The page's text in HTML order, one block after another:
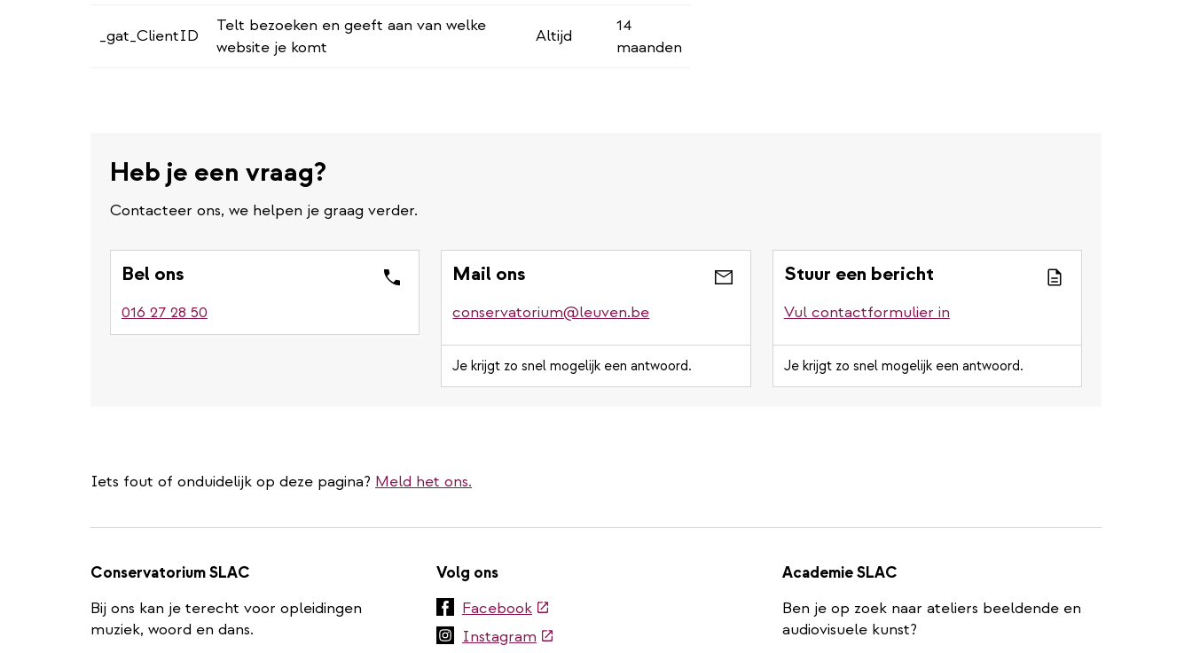
_gat_ClientID
Telt bezoeken en geeft aan van welke
website je komt
Altijd
14
maanden
Heb je een vraag?
Contacteer ons, we helpen je graag verder.
Bel ons
016 27 28 50
Mail ons
conservatorium@leuven.be
Je krijgt zo snel mogelijk een antwoord.
Stuur een bericht
Vul contactformulier in
Je krijgt zo snel mogelijk een antwoord.
Iets fout of onduidelijk op deze pagina? Meld het ons.
Conservatorium SLAC
Bij ons kan je terecht voor opleidingen
muziek, woord en dans.
Volg ons
Facebook(externe
link)
Instagram (externe
Academie SLAC
Ben je op zoek naar ateliers beeldende en
audiovisuele kunst?